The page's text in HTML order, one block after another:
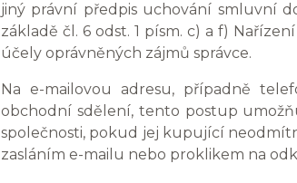
jiný právní předpis uchování smluvní
základě čl. 6 odst. 1 písm. c) a f)
účely oprávněných zájmů správce.
Na e-mailovou adresu, případně
obchodní sdělení, tento postup
společnosti, pokud jej kupující
zasláním e-mailu nebo proklikem na